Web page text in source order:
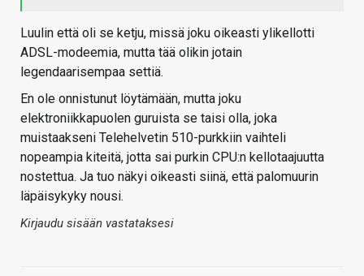
Luulin että oli se ketju, missä joku oikeasti ylikellotti
ADSL-modeemia, mutta tää olikin jotain
legendaarisempaa settiä.
En ole onnistunut löytämään, mutta joku
elektroniikkapuolen guruista se taisi olla, joka
muistaakseni Telehelvetin 510-purkkiin vaihteli
nopeampia kiteitä, jotta sai purkin CPU:n kellotaajuutta
nostettua. Ja tuo näkyi oikeasti siinä, että palomuurin
läpäisykyky nousi.
Kirjaudu sisään vastataksesi